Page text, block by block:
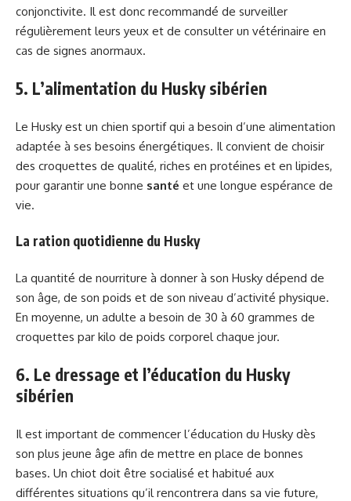
conjonctivite. Il est donc recommandé de surveiller
régulièrement leurs yeux et de consulter un vétérinaire en
cas de signes anormaux.
5. L’alimentation du Husky sibérien
Le Husky est un chien sportif qui a besoin d’une alimentation
adaptée à ses besoins énergétiques. Il convient de choisir
des croquettes de qualité, riches en protéines et en lipides,
pour garantir une bonne santé et une longue espérance de
vie.
La ration quotidienne du Husky
La quantité de nourriture à donner à son Husky dépend de
son âge, de son poids et de son niveau d’activité physique.
En moyenne, un adulte a besoin de 30 à 60 grammes de
croquettes par kilo de poids corporel chaque jour.
6. Le dressage et l’éducation du Husky
sibérien
Il est important de commencer l’éducation du Husky dès
son plus jeune âge afin de mettre en place de bonnes
bases. Un chiot doit être socialisé et habitué aux
différentes situations qu’il rencontrera dans sa vie future,